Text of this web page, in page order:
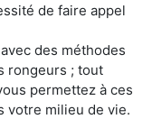
de faire appel
des méthodes
rongeurs ; tout
permettez à ces
votre milieu de vie.